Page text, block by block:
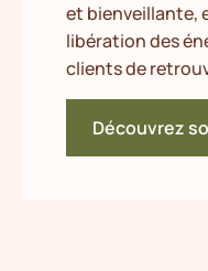
et bienveillante,
libération des
clients de
Découvrez